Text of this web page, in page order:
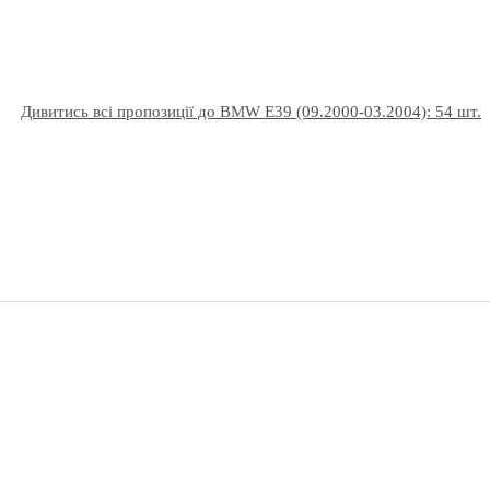
Дивитись всі пропозиції до BMW E39 (09.2000-03.2004): 54 шт.